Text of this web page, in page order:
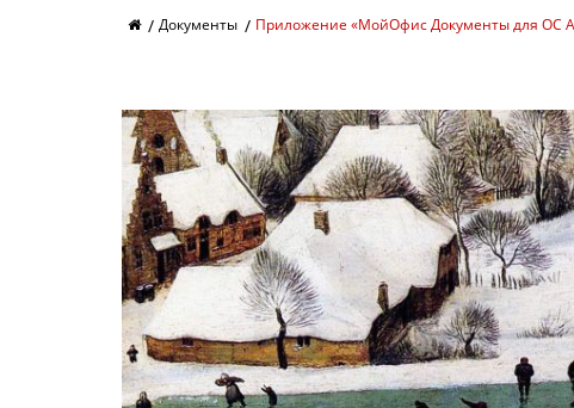
Документы Приложение «МойОфис Документы для ОС